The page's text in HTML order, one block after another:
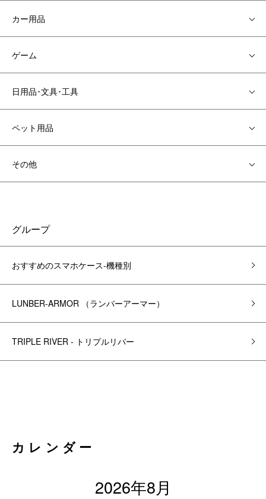
カー用品
ゲーム
日用品･文具･工具
ペット用品
その他
グループ
おすすめのスマホケース-機種別
LUNBER-ARMOR （ランバーアーマー）
TRIPLE RIVER - トリプルリバー
カレンダー
2026年8月